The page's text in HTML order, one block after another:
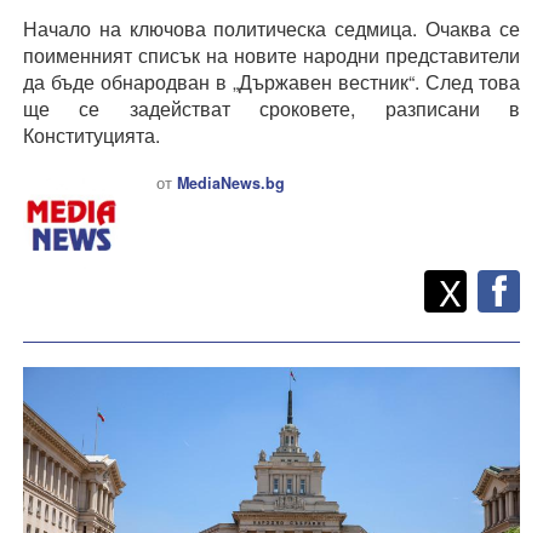
Начало на ключова политическа седмица. Очаква се
поименният списък на новите народни представители
да бъде обнародван в „Държавен вестник“. След това
ще се задействат сроковете, разписани в
Конституцията.
от MediaNews.bg
Споделете
X